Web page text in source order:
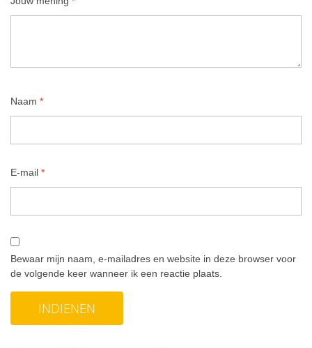
Naam *
E-mail *
Bewaar mijn naam, e-mailadres en website in deze browser voor
de volgende keer wanneer ik een reactie plaats.